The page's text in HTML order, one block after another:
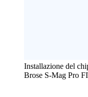
Installazione del
Brose S-Mag Pro